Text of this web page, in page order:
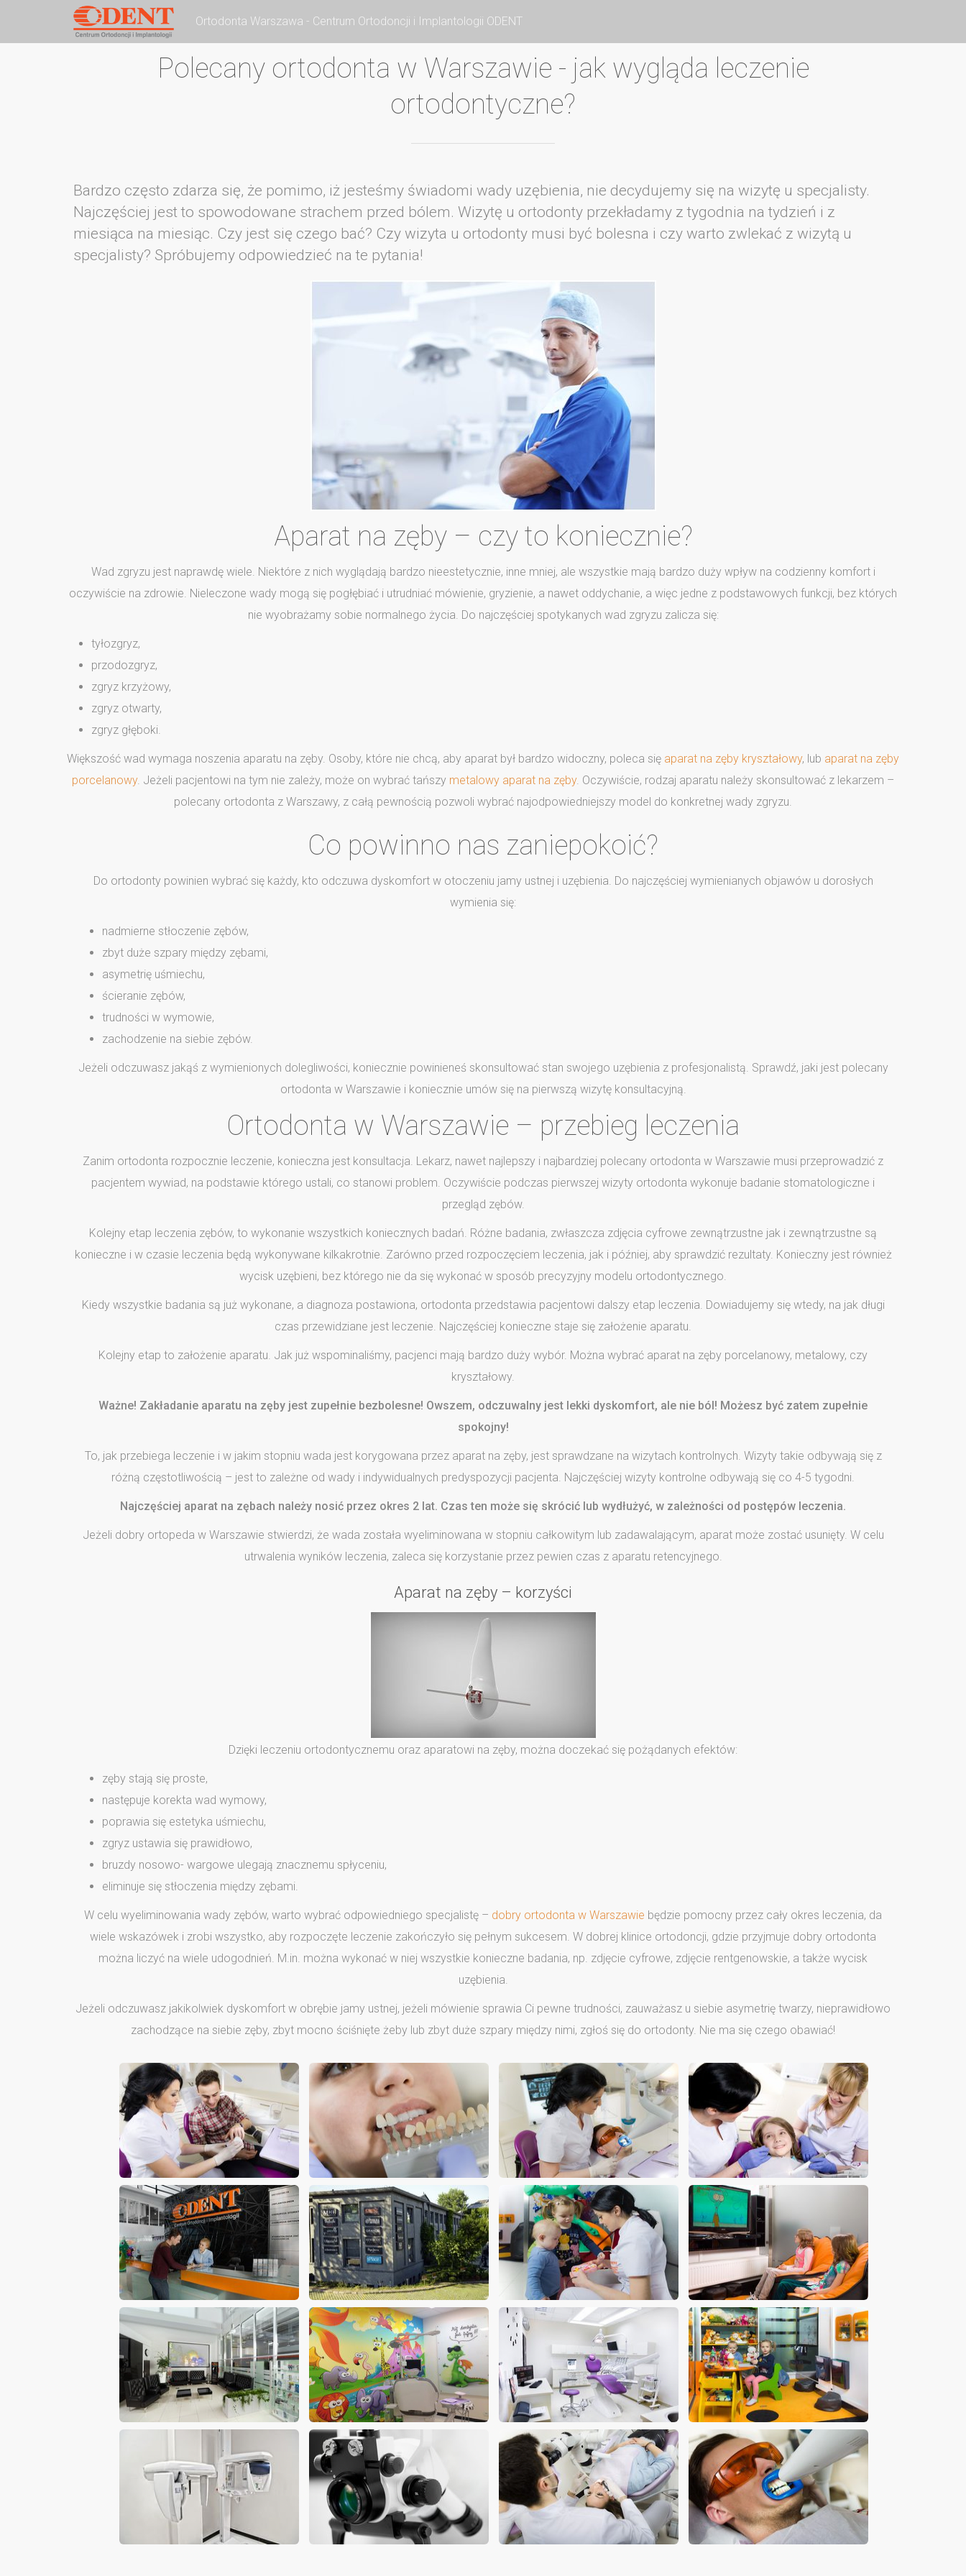
Ortodonta Warszawa - Centrum Ortodoncji i Implantologii ODENT
Polecany ortodonta w Warszawie - jak wygląda leczenie
ortodontyczne?
Bardzo często zdarza się, że pomimo, iż jesteśmy świadomi wady uzębienia, nie decydujemy się na wizytę u specjalisty.
Najczęściej jest to spowodowane strachem przed bólem. Wizytę u ortodonty przekładamy z tygodnia na tydzień i z
miesiąca na miesiąc. Czy jest się czego bać? Czy wizyta u ortodonty musi być bolesna i czy warto zwlekać z wizytą u
specjalisty? Spróbujemy odpowiedzieć na te pytania!
Aparat na zęby – czy to koniecznie?
Wad zgryzu jest naprawdę wiele. Niektóre z nich wyglądają bardzo nieestetycznie, inne mniej, ale wszystkie mają bardzo duży wpływ na codzienny komfort i
oczywiście na zdrowie. Nieleczone wady mogą się pogłębiać i utrudniać mówienie, gryzienie, a nawet oddychanie, a więc jedne z podstawowych funkcji, bez których
nie wyobrażamy sobie normalnego życia. Do najczęściej spotykanych wad zgryzu zalicza się:
tyłozgryz,
przodozgryz,
zgryz krzyżowy,
zgryz otwarty,
zgryz głęboki.
Większość wad wymaga noszenia aparatu na zęby. Osoby, które nie chcą, aby aparat był bardzo widoczny, poleca się aparat na zęby kryształowy, lub aparat na zęby
porcelanowy. Jeżeli pacjentowi na tym nie zależy, może on wybrać tańszy metalowy aparat na zęby. Oczywiście, rodzaj aparatu należy skonsultować z lekarzem –
polecany ortodonta z Warszawy, z całą pewnością pozwoli wybrać najodpowiedniejszy model do konkretnej wady zgryzu.
Co powinno nas zaniepokoić?
Do ortodonty powinien wybrać się każdy, kto odczuwa dyskomfort w otoczeniu jamy ustnej i uzębienia. Do najczęściej wymienianych objawów u dorosłych
wymienia się:
nadmierne stłoczenie zębów,
zbyt duże szpary między zębami,
asymetrię uśmiechu,
ścieranie zębów,
trudności w wymowie,
zachodzenie na siebie zębów.
Jeżeli odczuwasz jakąś z wymienionych dolegliwości, koniecznie powinieneś skonsultować stan swojego uzębienia z profesjonalistą. Sprawdź, jaki jest polecany
ortodonta w Warszawie i koniecznie umów się na pierwszą wizytę konsultacyjną.
Ortodonta w Warszawie – przebieg leczenia
Zanim ortodonta rozpocznie leczenie, konieczna jest konsultacja. Lekarz, nawet najlepszy i najbardziej polecany ortodonta w Warszawie musi przeprowadzić z
pacjentem wywiad, na podstawie którego ustali, co stanowi problem. Oczywiście podczas pierwszej wizyty ortodonta wykonuje badanie stomatologiczne i
przegląd zębów.
Kolejny etap leczenia zębów, to wykonanie wszystkich koniecznych badań. Różne badania, zwłaszcza zdjęcia cyfrowe zewnątrzustne jak i zewnątrzustne są
konieczne i w czasie leczenia będą wykonywane kilkakrotnie. Zarówno przed rozpoczęciem leczenia, jak i później, aby sprawdzić rezultaty. Konieczny jest również
wycisk uzębieni, bez którego nie da się wykonać w sposób precyzyjny modelu ortodontycznego.
Kiedy wszystkie badania są już wykonane, a diagnoza postawiona, ortodonta przedstawia pacjentowi dalszy etap leczenia. Dowiadujemy się wtedy, na jak długi
czas przewidziane jest leczenie. Najczęściej konieczne staje się założenie aparatu.
Kolejny etap to założenie aparatu. Jak już wspominaliśmy, pacjenci mają bardzo duży wybór. Można wybrać aparat na zęby porcelanowy, metalowy, czy
kryształowy.
Ważne! Zakładanie aparatu na zęby jest zupełnie bezbolesne! Owszem, odczuwalny jest lekki dyskomfort, ale nie ból! Możesz być zatem zupełnie
spokojny!
To, jak przebiega leczenie i w jakim stopniu wada jest korygowana przez aparat na zęby, jest sprawdzane na wizytach kontrolnych. Wizyty takie odbywają się z
różną częstotliwością – jest to zależne od wady i indywidualnych predyspozycji pacjenta. Najczęściej wizyty kontrolne odbywają się co 4-5 tygodni.
Najczęściej aparat na zębach należy nosić przez okres 2 lat. Czas ten może się skrócić lub wydłużyć, w zależności od postępów leczenia.
Jeżeli dobry ortopeda w Warszawie stwierdzi, że wada została wyeliminowana w stopniu całkowitym lub zadawalającym, aparat może zostać usunięty. W celu
utrwalenia wyników leczenia, zaleca się korzystanie przez pewien czas z aparatu retencyjnego.
Aparat na zęby – korzyści
Dzięki leczeniu ortodontycznemu oraz aparatowi na zęby, można doczekać się pożądanych efektów:
zęby stają się proste,
następuje korekta wad wymowy,
poprawia się estetyka uśmiechu,
zgryz ustawia się prawidłowo,
bruzdy nosowo- wargowe ulegają znacznemu spłyceniu,
eliminuje się stłoczenia między zębami.
W celu wyeliminowania wady zębów, warto wybrać odpowiedniego specjalistę – dobry ortodonta w Warszawie będzie pomocny przez cały okres leczenia, da
wiele wskazówek i zrobi wszystko, aby rozpoczęte leczenie zakończyło się pełnym sukcesem. W dobrej klinice ortodoncji, gdzie przyjmuje dobry ortodonta
można liczyć na wiele udogodnień. M.in. można wykonać w niej wszystkie konieczne badania, np. zdjęcie cyfrowe, zdjęcie rentgenowskie, a także wycisk
uzębienia.
Jeżeli odczuwasz jakikolwiek dyskomfort w obrębie jamy ustnej, jeżeli mówienie sprawia Ci pewne trudności, zauważasz u siebie asymetrię twarzy, nieprawidłowo
zachodzące na siebie zęby, zbyt mocno ściśnięte żeby lub zbyt duże szpary między nimi, zgłoś się do ortodonty. Nie ma się czego obawiać!